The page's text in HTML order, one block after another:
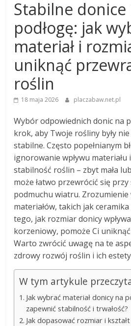
Stabilne donice
podłogę: jak
materiał i
uniknąć
roślin
18 maja 2026 placzabaw.net.pl
Wybór odpowiednich donic na
krok, aby Twoje rośliny były
stabilne. Często popełnianym
ignorowanie wpływu
stabilność roślin – zbyt mała
może łatwo przewrócić się
podmuchu wiatru. Zrozumienie
materiałów, takich jak
tego, jak rozmiar donicy
korzeniowy, pomoże Ci
Warto zwrócić uwagę na te
zdrowy rozwój roślin i ich
W tym artykule
Jak wybrać materiał donicy na
zapewnić stabilność i trwałość?
Jak dopasować rozmiar i